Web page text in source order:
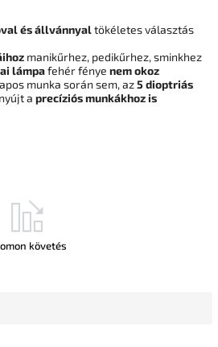
és állvánnyaltökéletes választás
manikűrhez, pedikűrhez, sminkhez
lámpafehér fénye nem okoz
munka során sem, az5 dioptriás
a precíziós munkákhoz is
követés